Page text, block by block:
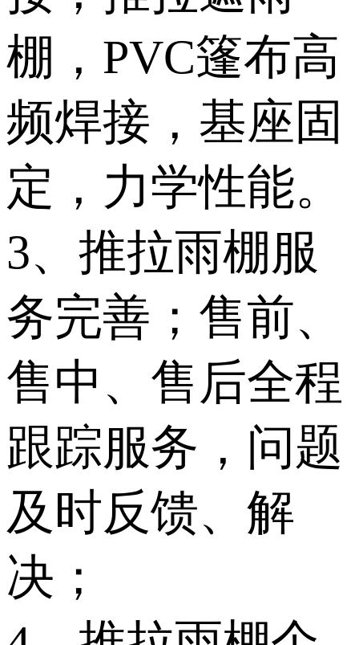
棚，PVC篷布高
频焊接，基座固
定，力学性能。
3、推拉雨棚服
务完善；售前、
售中、售后全程
跟踪服务，问题
及时反馈、解
决；